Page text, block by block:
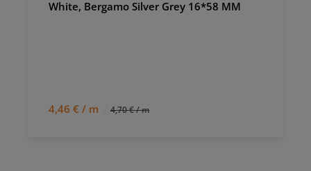
White, Bergamo Silver Grey 16*58 MM
4,46 € / m 4,70 € / m